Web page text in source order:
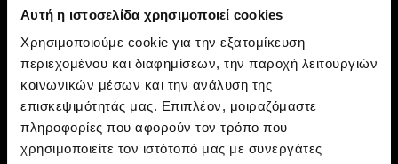
Αυτή η ιστοσελίδα χρησιμοποιεί cookies
Χρησιμοποιούμε cookie για την εξατομίκευση
περιεχομένου και διαφημίσεων, την παροχή λειτουργιών
κοινωνικών μέσων και την ανάλυση της
επισκεψιμότητάς μας. Επιπλέον, μοιραζόμαστε
πληροφορίες που αφορούν τον τρόπο που
χρησιμοποιείτε τον ιστότοπό μας με συνεργάτες
Ανακάλυψε: Κούβα, Μεξικό
Κούβα – Μέξικο Σίτι - Día de